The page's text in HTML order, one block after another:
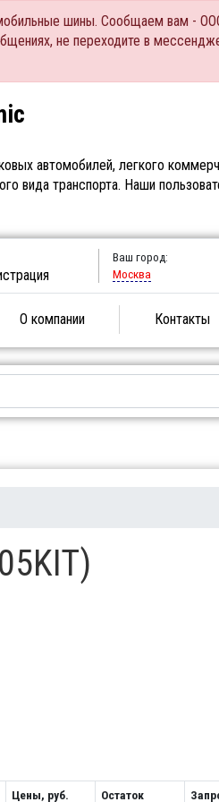
шины. Сообщаем вам -
не переходите в
автомобилей, легкого
вида транспорта. Наши
Ваш город:
Москва
О компании Контакты
Цены, руб. Остаток